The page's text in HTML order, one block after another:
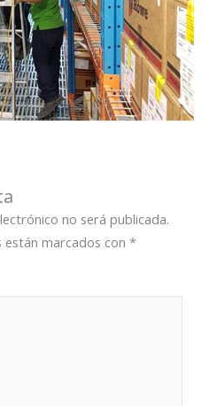
no será publicada.
están marcados con*